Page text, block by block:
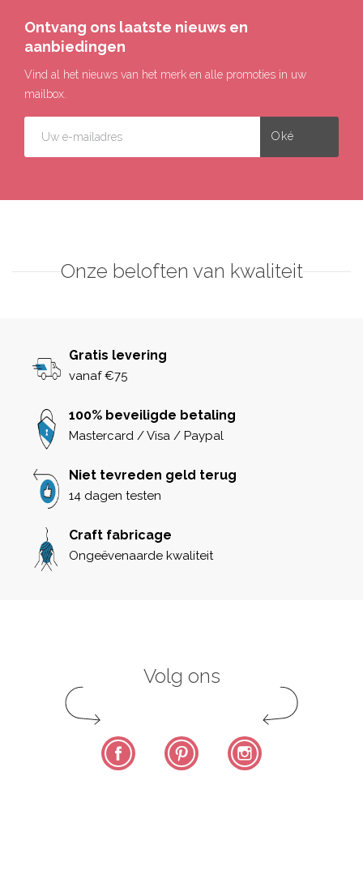
Ontvang ons laatste nieuws en
aanbiedingen
Vind al het nieuws van het merk en alle promoties in uw
mailbox.
Onze beloften van kwaliteit
Gratis levering
vanaf €75
100% beveiligde betaling
Mastercard / Visa / Paypal
Niet tevreden geld terug
14 dagen testen
Craft fabricage
Ongeëvenaarde kwaliteit
Volg ons
Facebook Pinterest